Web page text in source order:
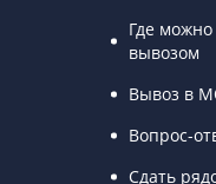
Где можно
вывозом
Вывоз в
Вопрос-
Сдать